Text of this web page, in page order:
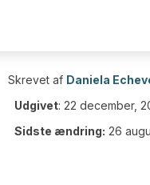
Skrevet af Daniela
Udgivet: 22 december,
Sidste ændring: 26